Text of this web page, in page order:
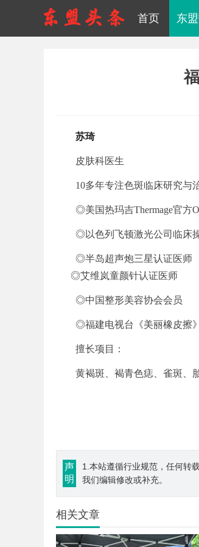
首页 东
苏琦
皮肤科医生
10多年专注色斑临床研究与
◎美国热玛吉Thermage官方
◎以色列飞顿激光公司临床
◎半岛超声炮三星认证医师
◎艾维岚童颜针认证医师
◎中国整形美容协会会员
◎福建电视台《美丽橡皮擦
擅长项目：
黄褐斑、褐青色痣、雀斑
声
明
1.本站遵循行业规范，任何转
我们编辑修改或补充。
相关文章